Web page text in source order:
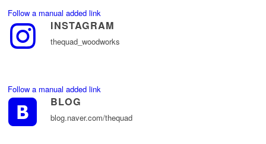
Follow a manual added link
INSTAGRAM
thequad_woodworks
Follow a manual added link
BLOG
blog.naver.com/thequad